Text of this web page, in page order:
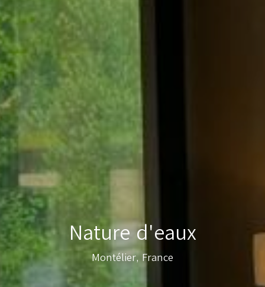
Nature d'eaux
Montélier, France